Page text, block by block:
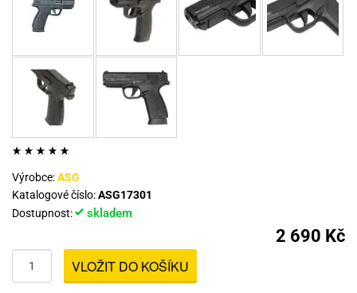
Výrobce:ASG
Katalogové číslo:ASG17301
Dostupnost:
skladem
2 690 Kč
VLOŽIT DO KOŠÍKU